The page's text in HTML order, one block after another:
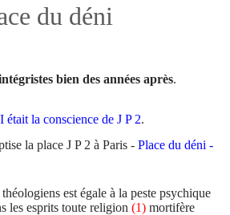
du déni
bien des années après.
la conscience de J P 2.
la place J P 2 à Paris - Place du déni -
est égale à la peste psychique
les esprits toute religion (1) mortifère